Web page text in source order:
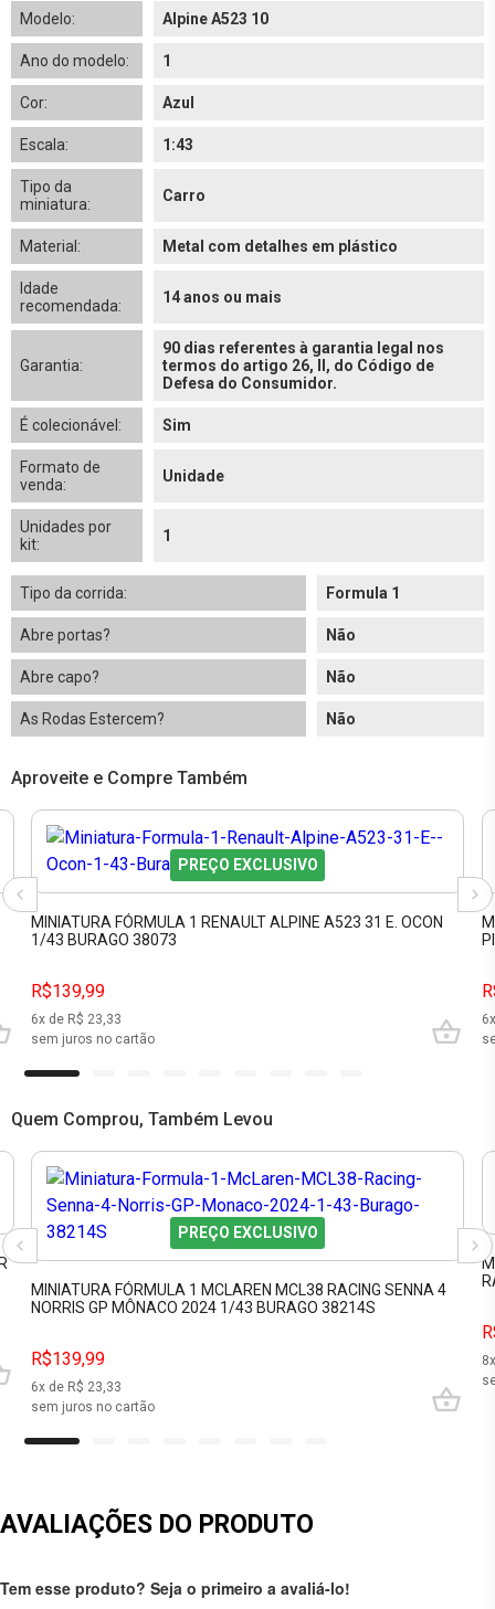
Modelo: Alpine A523 10
Ano do modelo: 1
Cor: Azul
Escala: 1:43
Tipo da
miniatura:
Carro
Material: Metal com detalhes em plástico
Idade
recomendada:
14 anos ou mais
Garantia:
90 dias referentes à garantia legal nos
termos do artigo 26, II, do Código de
Defesa do Consumidor.
É colecionável: Sim
Formato de
venda:
Unidade
Unidades por
kit:
1
Tipo da corrida: Formula 1
Abre portas? Não
Abre capo? Não
As Rodas Estercem? Não
Aproveite e Compre Também
PREÇO EXCLUSIVO
MINIATURA FÓRMULA 1 RENAULT ALPINE A523 31 E. OCON
1/43 BURAGO 38073
R$139,99
6x de R$ 23,33
sem juros no cartão
6
Quem Comprou, Também Levou
PREÇO EXCLUSIVO
MINIATURA FÓRMULA 1 MCLAREN MCL38 RACING SENNA 4
NORRIS GP MÔNACO 2024 1/43 BURAGO 38214S
R$139,99
6x de R$ 23,33
sem juros no cartão
8
AVALIAÇÕES DO PRODUTO
Tem esse produto? Seja o primeiro a avaliá-lo!